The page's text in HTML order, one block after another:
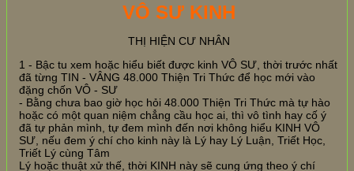
VÔ SƯ KINH
THỊ HIỆN CƯ NHÂN
1 - Bậc tu xem hoặc hiểu biết được kinh VÔ SƯ, thời trước nhất
đã từng TIN - VÂNG 48.000 Thiện Tri Thức để học mới vào
đặng chốn VÔ - SƯ
- Bằng chưa bao giờ học hỏi 48.000 Thiện Tri Thức mà tự hào
hoặc có một quan niệm chẳng cầu học ai, thì vô tình hay cố ý
đã tự phản mình, tự đem mình đến nơi không hiểu KINH VÔ
SƯ, nếu đem ý chí cho kinh này là Lý hay Lý Luận, Triết Học,
Triết Lý cùng Tâm
Lý hoặc thuật xử thế, thời KINH này sẽ cung ứng theo ý chí